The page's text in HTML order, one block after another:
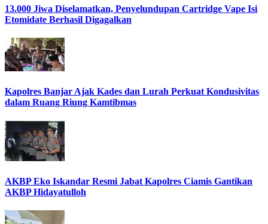
13.000 Jiwa Diselamatkan, Penyelundupan Cartridge Vape Isi
Etomidate Berhasil Digagalkan
Kapolres Banjar Ajak Kades dan Lurah Perkuat Kondusivitas
dalam Ruang Riung Kamtibmas
AKBP Eko Iskandar Resmi Jabat Kapolres Ciamis Gantikan
AKBP Hidayatulloh